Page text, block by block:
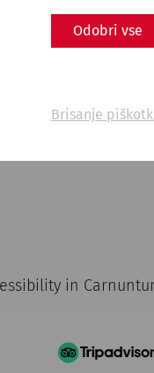
Odobri vse
Brisanje
in